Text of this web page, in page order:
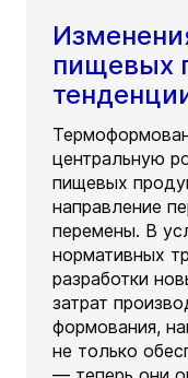
пищевых
центральную
пищевых
направление
перемены. В
нормативных
разработки
затрат
формования,
не только